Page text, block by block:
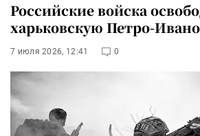
Российские войска
харьковскую Петро-
7 июля 2026, 12:41 0